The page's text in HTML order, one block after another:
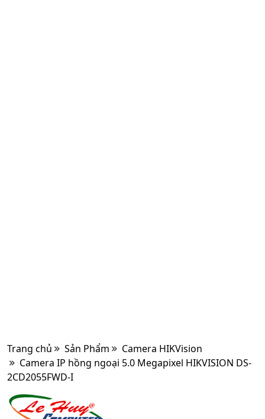
Trang chủ Sản Phẩm
Camera HIKVision
Camera IP hồng ngoại 5.0 Megapixel HIKVISION DS-
2CD2055FWD-I